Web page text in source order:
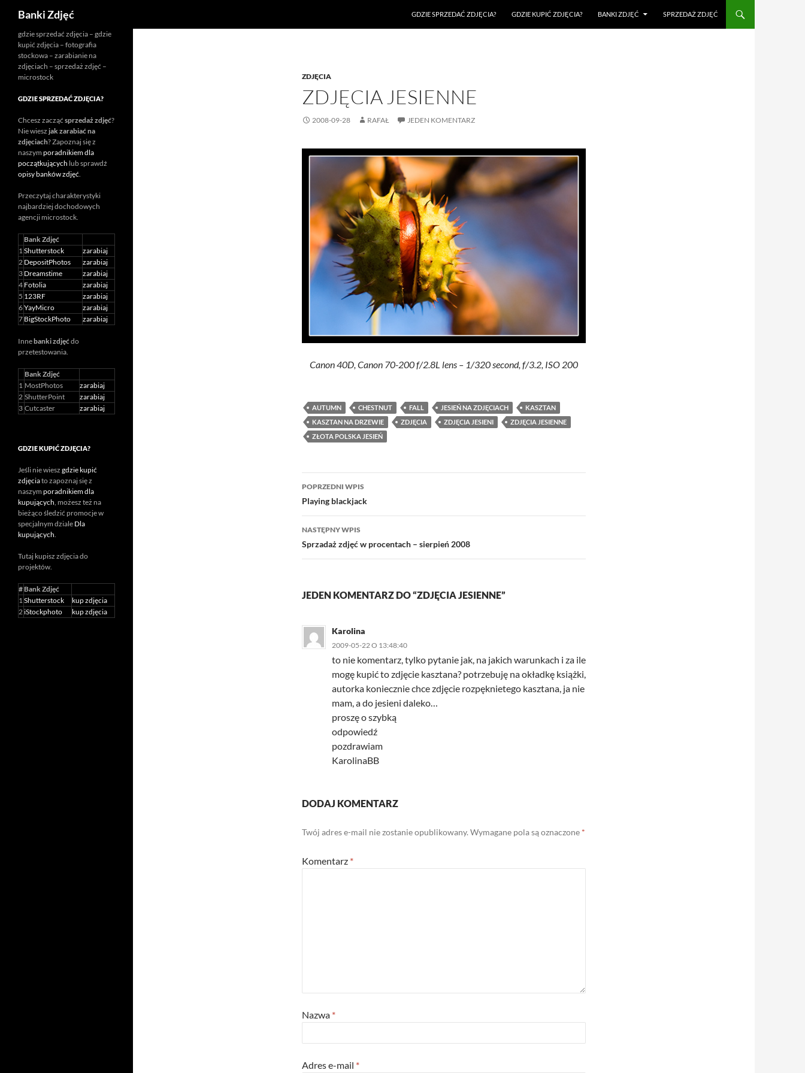
Przejdź
treści
Banki Zdjęć GDZIE SPRZEDAĆ ZDJĘCIA? GDZIE KUPIĆ ZDJĘCIA? BANKI ZDJĘĆ SPRZEDAŻ ZDJĘĆ
ZDJĘCIA
ZDJĘCIA JESIENNE
2008-09-28 RAFAŁ JEDEN KOMENTARZ
Canon 40D, Canon 70-200 f/2.8L lens – 1/320 second, f/3.2, ISO 200
AUTUMN CHESTNUT FALL JESIEŃ NA ZDJĘCIACH
KASZTAN
KASZTAN NA DRZEWIE
ZDJĘCIA ZDJĘCIA JESIENI
ZDJĘCIA JESIENNE
ZŁOTA POLSKA JESIEŃ
Nawigacja
wpisu
POPRZEDNI WPIS
Playing blackjack
NASTĘPNY WPIS
Sprzadaż zdjęć w procentach – sierpień 2008
JEDEN KOMENTARZ DO “ZDJĘCIA JESIENNE”
Karolina
2009-05-22 O 13:48:40
to nie komentarz, tylko pytanie jak, na jakich warunkach i za ile
mogę kupić to zdjęcie kasztana? potrzebuję na okładkę książki,
autorka koniecznie chce zdjęcie rozpęknietego kasztana, ja nie
mam, a do jesieni daleko…
proszę o szybką
odpowiedź
pozdrawiam
KarolinaBB
DODAJ KOMENTARZ
Twój adres e-mail nie zostanie opublikowany. Wymagane pola są oznaczone *
Komentarz *
Nazwa *
Adres e-mail *
gdzie sprzedać zdjęcia – gdzie
kupić zdjęcia – fotografia
stockowa – zarabianie na
zdjęciach – sprzedaż zdjęć –
microstock
GDZIE SPRZEDAĆ ZDJĘCIA?
Chcesz zacząć sprzedaż zdjęć?
Nie wiesz jak zarabiać na
zdjęciach? Zapoznaj się z
naszym poradnikiem dla
początkujących lub sprawdź
opisy banków zdjęć.
Przeczytaj charakterystyki
najbardziej dochodowych
agencji microstock.
Bank Zdjęć
1Shutterstock
zarabiaj
2 DepositPhotos
zarabiaj
3 Dreamstime
zarabiaj
4 Fotolia
zarabiaj
5 123RF
zarabiaj
6YayMicro
zarabiaj
7 BigStockPhoto zarabiaj
Innebanki zdjęćdo
przetestowania.
Bank Zdjęć
1 MostPhotos
zarabiaj
2 ShutterPoint
zarabiaj
3 Cutcaster zarabiaj
GDZIE KUPIĆ ZDJĘCIA?
Jeśli nie wiesz gdzie kupić
zdjęciato zapoznaj się z
naszym poradnikiem dla
kupujących, możesz też na
bieżąco śledzić promocje w
specjalnym dziale Dla
kupujących.
Tutaj kupisz zdjęcia do
projektów.
# Bank Zdjęć
1Shutterstock
kup zdjęcia
2iStockphoto kup zdjęcia